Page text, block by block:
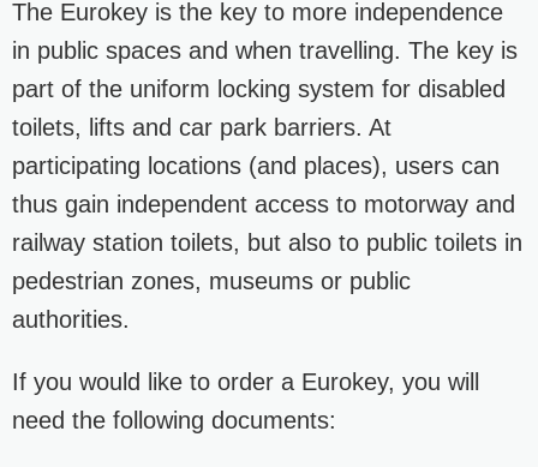
The Eurokey is the key to more independence
in public spaces and when travelling. The key is
part of the uniform locking system for disabled
toilets, lifts and car park barriers. At
participating locations (and places), users can
thus gain independent access to motorway and
railway station toilets, but also to public toilets in
pedestrian zones, museums or public
authorities.
If you would like to order a Eurokey, you will
need the following documents: